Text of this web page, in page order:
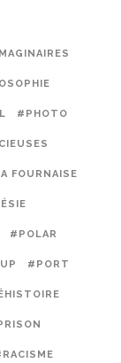
#PHOTO
FOURNAISE
#POLAR
#PORT